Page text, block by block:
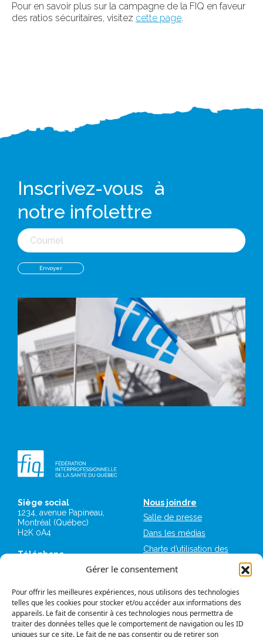
Gérer le consentement
Pour offrir les meilleures expériences, nous utilisons des technologies
telles que les cookies pour stocker et/ou accéder aux informations des
appareils. Le fait de consentir à ces technologies nous permettra de
traiter des données telles que le comportement de navigation ou les ID
uniques sur ce site. Le fait de ne pas consentir ou de retirer son
Pour en savoir plus sur la campagne de la FIQ en faveur
des ratios sécuritaires, visitez cette page.
Inscrivez-vous à
notre infolettre
Courriel
Siège social
1234, avenue Papineau,
Montréal (Québec)
H2K 0A4
Téléphone
Télécopieur
514 987-7273
1 877 987-7273
Nous joindre
Salle de presse
Dans les médias
Charte d’utilisation des
de la FIQ
Logos et normes
graphiques
FIQ Militantes